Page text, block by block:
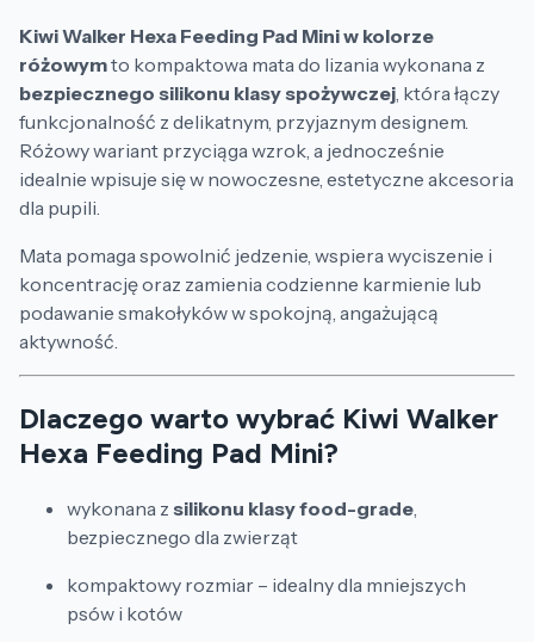
Kiwi Walker Hexa Feeding Pad Mini w kolorze
różowymto kompaktowa mata do lizania wykonana z
bezpiecznego silikonu klasy spożywczej, która łączy
funkcjonalność z delikatnym, przyjaznym designem.
Różowy wariant przyciąga wzrok, a jednocześnie
idealnie wpisuje się w nowoczesne, estetyczne akcesoria
dla pupili.
Mata pomaga spowolnić jedzenie, wspiera wyciszenie i
koncentrację oraz zamienia codzienne karmienie lub
podawanie smakołyków w spokojną, angażującą
aktywność.
Dlaczego warto wybrać Kiwi Walker
Hexa Feeding Pad Mini?
wykonana z silikonu klasy food-grade,
bezpiecznego dla zwierząt
kompaktowy rozmiar – idealny dla mniejszych
psów i kotów